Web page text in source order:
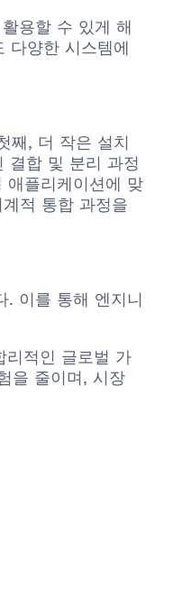
용할 수 있게 해
다양한 시스템에
째, 더 작은 설치
결합 및 분리 과정
애플리케이션에 맞
적 통합 과정을
. 이를 통해 엔지니
리적인 글로벌 가
을 줄이며, 시장